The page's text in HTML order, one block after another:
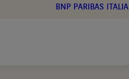
BNP PARIBAS ITALIA